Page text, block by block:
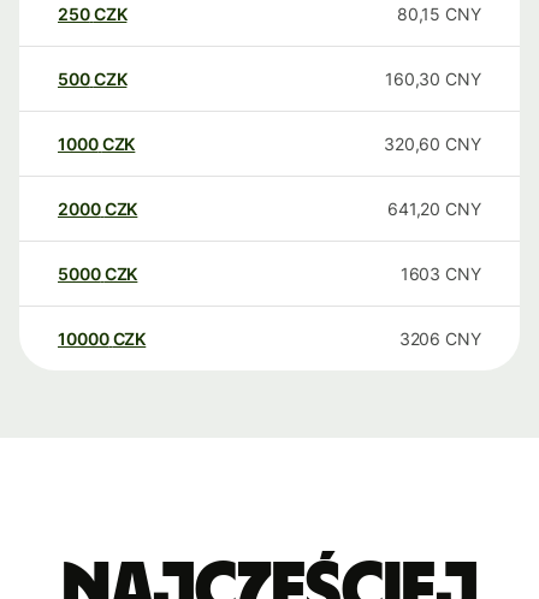
250CZK 80,15 CNY
500CZK 160,30 CNY
1000CZK 320,60 CNY
2000CZK 641,20 CNY
5000CZK 1603 CNY
10000 CZK 3206 CNY